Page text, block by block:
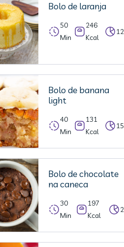
Bolo de laranja
50
Min
246
Kcal
12
Bolo de banana
light
40
Min
131
Kcal
15
Bolo de chocolate
na caneca
30
Min
197
Kcal
2